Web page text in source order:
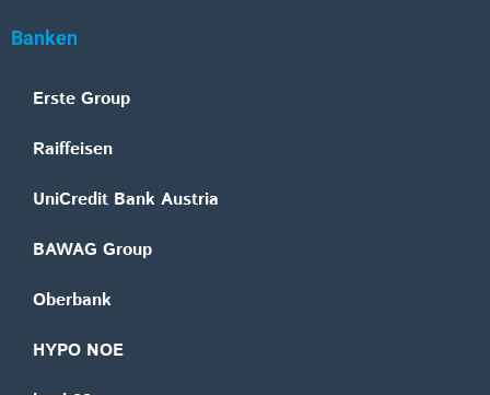
Banken
Erste Group
Raiffeisen
UniCredit Bank Austria
BAWAG Group
Oberbank
HYPO NOE